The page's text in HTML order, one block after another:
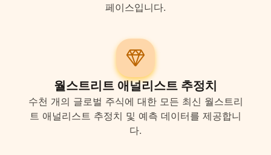
페이스입니다.
월스트리트 애널리스트 추정치
수천 개의 글로벌 주식에 대한 모든 최신 월스트리
트 애널리스트 추정치 및 예측 데이터를 제공합니
다.